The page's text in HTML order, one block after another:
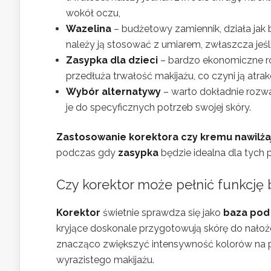
wokół oczu,
Wazelina – budżetowy zamiennik, działa
należy ją stosować z umiarem, zwłaszcza
Zasypka dla dzieci – bardzo ekonomiczne
przedłuża trwałość makijażu, co czyni ją
Wybór alternatywy – warto dokładnie
je do specyficznych potrzeb swojej skóry.
Zastosowanie korektora czy kremu
podczas gdy zasypka będzie idealna dla tych
Czy korektor może pełnić
Korektor świetnie sprawdza się jako baza
kryjące doskonale przygotowują skórę do
znacząco zwiększyć intensywność kolorów na
wyrazistego makijażu.